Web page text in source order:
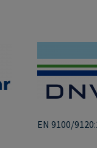
EN 9100/